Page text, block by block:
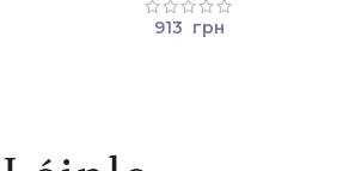
913 грн